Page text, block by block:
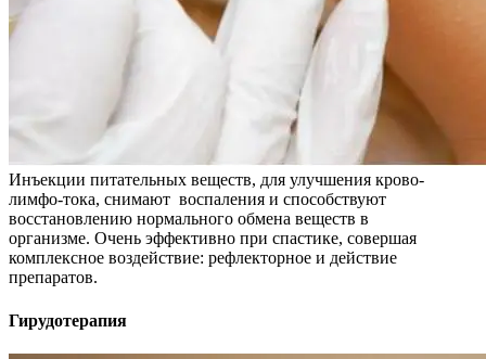
Инъекции питательных веществ, для улучшения крово-
лимфо-тока, снимают воспаления и способствуют
восстановлению нормального обмена веществ в
организме. Очень эффективно при спастике, совершая
комплексное воздействие: рефлекторное и действие
препаратов.
Гирудотерапия